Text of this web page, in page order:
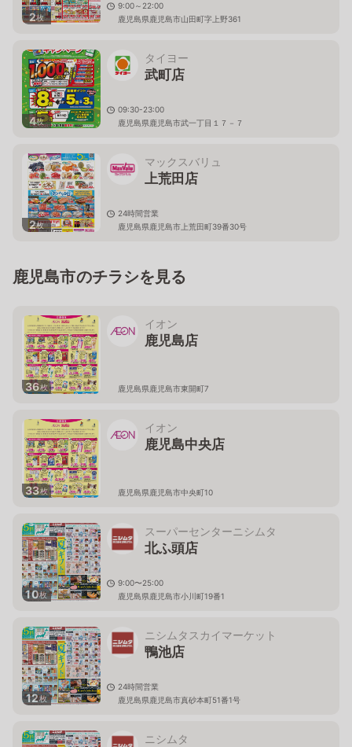
2枚
9:00～22:00
鹿児島県鹿児島市山田町字上野361
4枚
タイヨー
武町店
09:30-23:00
鹿児島県鹿児島市武一丁目１７－７
2枚
マックスバリュ
上荒田店
24時間営業
鹿児島県鹿児島市上荒田町39番30号
鹿児島市のチラシを見る
36枚
イオン
鹿児島店
鹿児島県鹿児島市東開町7
33枚
イオン
鹿児島中央店
鹿児島県鹿児島市中央町10
10枚
スーパーセンターニシムタ
北ふ頭店
9:00〜25:00
鹿児島県鹿児島市小川町19番1
12枚
ニシムタスカイマーケット
鴨池店
24時間営業
鹿児島県鹿児島市真砂本町51番1号
ニシムタ